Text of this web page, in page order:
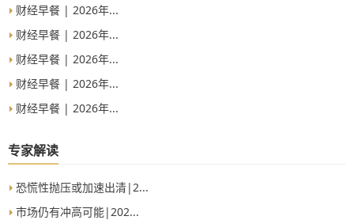
财经早餐 | 2026年...
财经早餐 | 2026年...
财经早餐 | 2026年...
财经早餐 | 2026年...
财经早餐 | 2026年...
专家解读
恐慌性抛压或加速出清|2...
市场仍有冲高可能|202...